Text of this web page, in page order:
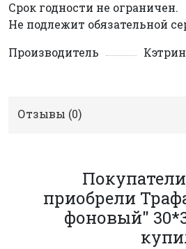
Срок годности не ограничен.
Не подлежит обязательной
Производитель
Отзывы (0)
приобрели
фоновый"